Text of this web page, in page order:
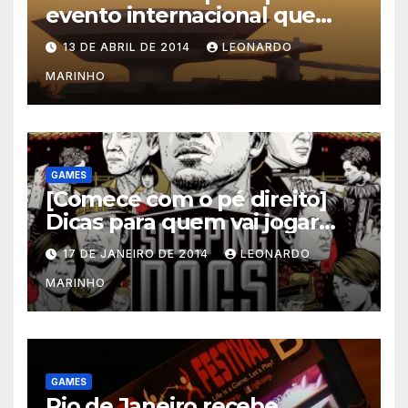
evento internacional que
mescla saúde e jogos
13 DE ABRIL DE 2014 LEONARDO
MARINHO
GAMES
[Comece com o pé direito]
Dicas para quem vai jogar
Sleeping Dogs
17 DE JANEIRO DE 2014 LEONARDO
MARINHO
GAMES